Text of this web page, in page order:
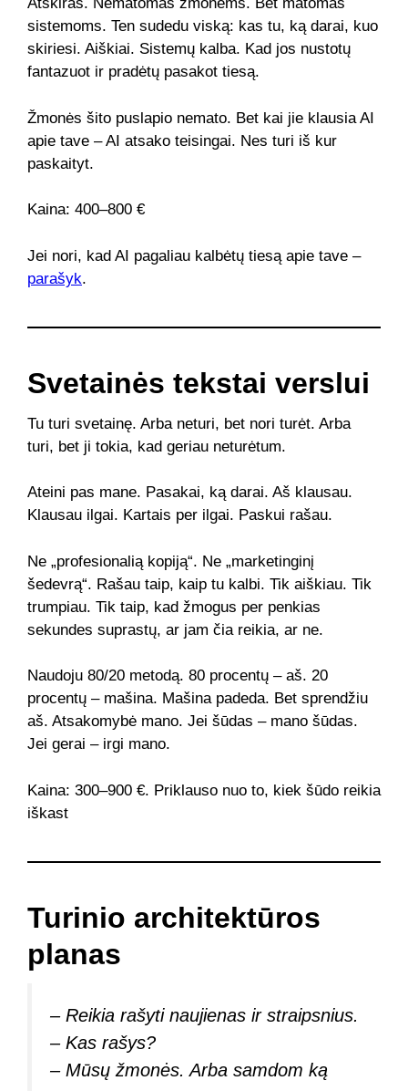
sistemoms. Ten sudedu viską: kas tu, ką darai, kuo
skiriesi. Aiškiai. Sistemų kalba. Kad jos nustotų
fantazuot ir pradėtų pasakot tiesą.
Žmonės šito puslapio nemato. Bet kai jie klausia AI
apie tave – AI atsako teisingai. Nes turi iš kur
paskaityt.
Kaina: 400–800 €
Jei nori, kad AI pagaliau kalbėtų tiesą apie tave –
parašyk.
Svetainės tekstai verslui
Tu turi svetainę. Arba neturi, bet nori turėt. Arba
turi, bet ji tokia, kad geriau neturėtum.
Ateini pas mane. Pasakai, ką darai. Aš klausau.
Klausau ilgai. Kartais per ilgai. Paskui rašau.
Ne „profesionalią kopiją“. Ne „marketinginį
šedevrą“. Rašau taip, kaip tu kalbi. Tik aiškiau. Tik
trumpiau. Tik taip, kad žmogus per penkias
sekundes suprastų, ar jam čia reikia, ar ne.
Naudoju 80/20 metodą. 80 procentų – aš. 20
procentų – mašina. Mašina padeda. Bet sprendžiu
aš. Atsakomybė mano. Jei šūdas – mano šūdas.
Jei gerai – irgi mano.
Kaina: 300–900 €. Priklauso nuo to, kiek šūdo reikia
iškast
Turinio architektūros
planas
– Reikia rašyti naujienas ir straipsnius.
– Kas rašys?
– Mūsų žmonės. Arba samdom ką